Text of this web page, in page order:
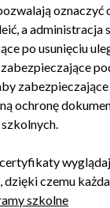
a administracja
po usunięciu
ochronę
czemu
szkolne